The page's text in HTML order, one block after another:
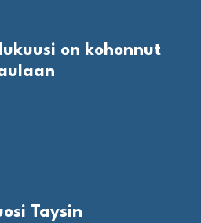
on kohonnut
Taysin